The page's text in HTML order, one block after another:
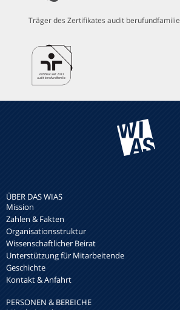
Träger des Zertifikates audit berufundfamilie
ÜBER DAS WIAS
Mission
Zahlen & Fakten
Organisationsstruktur
Wissenschaftlicher Beirat
Unterstützung für Mitarbeitende
Geschichte
Kontakt & Anfahrt
PERSONEN & BEREICHE